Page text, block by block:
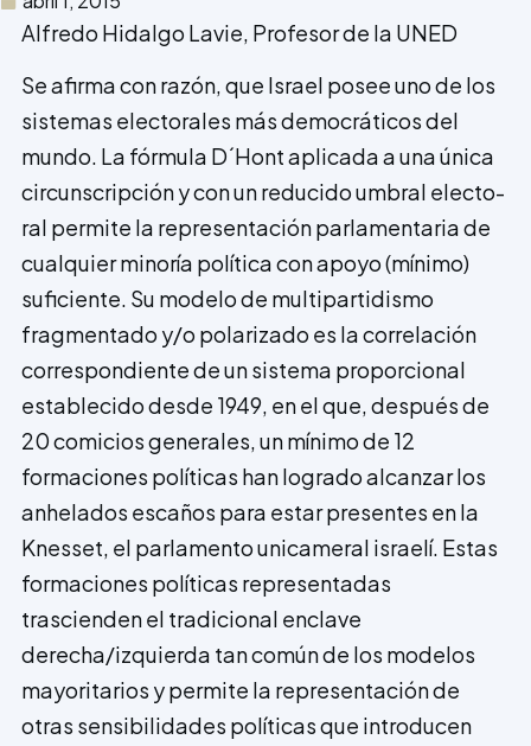
Alfredo Hidalgo Lavie, Profesor de la UNED
Se afirma con razón, que Israel posee uno de los
sistemas electo­rales más democráticos del
mundo. La fórmula D´Hont aplicada a una única
circuns­cripción y con un reducido umbral electo­
ral permite la representación parlamentaria de
cualquier minoría política con apoyo (mínimo)
suficiente. Su modelo de multipartidismo
fragmentado y/o polarizado es la correlación
correspondiente de un sistema proporcional
establecido desde 1949, en el que, después de
20 comicios generales, un mínimo de 12
formaciones políticas han logrado alcanzar los
anhelados escaños para estar presentes en la
Knesset, el parlamento unicameral israelí. Estas
formaciones políticas representadas
trascienden el tradicional enclave
derecha/izquierda tan común de los modelos
mayoritarios y permite la representación de
otras sensibilidades políticas que introducen